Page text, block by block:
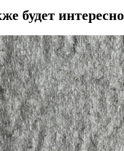
будет